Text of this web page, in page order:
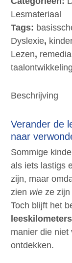
lezen
woorden)
Lesmateriaal
Tags:
Dyslexie,
Lezen,
taalontwikkeling
Beschrijving
Verander de
naar
Sommige
als iets lastigs
zijn, maar
zien wie ze
Toch blijft het
manier die niet
ontdekken.